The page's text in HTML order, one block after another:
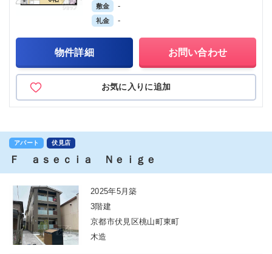
敷金 -
礼金 -
物件詳細 お問い合わせ
お気に入りに追加
アパート 伏見店
Ｆ ａｓｅｃｉａ Ｎｅｉｇｅ
2025年5月築
3階建
京都市伏見区桃山町東町
木造